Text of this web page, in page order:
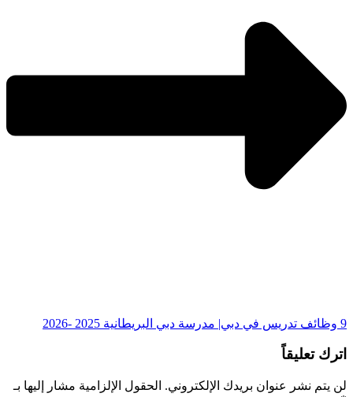
9 وظائف تدريس في دبي| مدرسة دبي البريطانية 2025 -2026
اترك تعليقاً
لن يتم نشر عنوان بريدك الإلكتروني. الحقول الإلزامية مشار إليها بـ